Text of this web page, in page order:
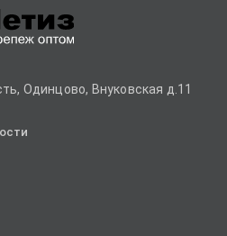
Одинцово, Внуковская д.11